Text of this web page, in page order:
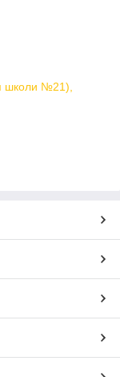
школи №21),